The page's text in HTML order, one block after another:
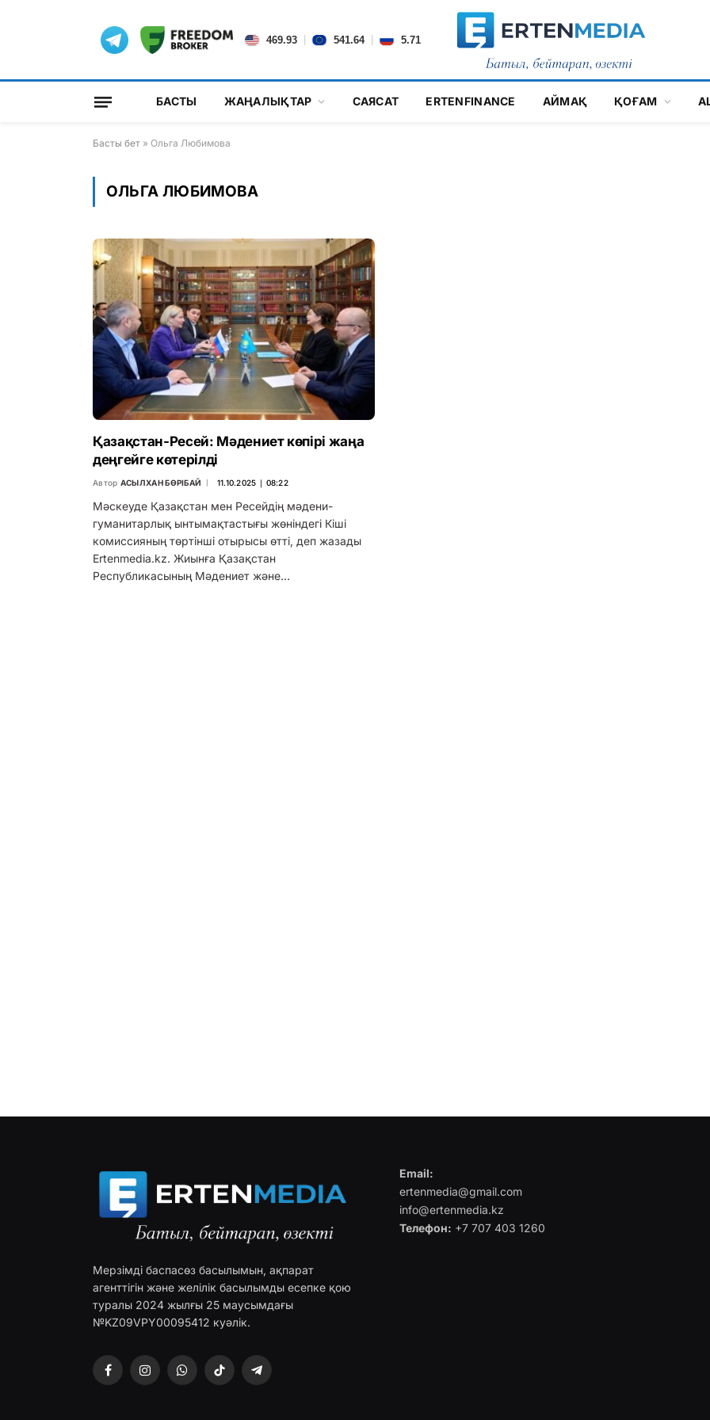
469.93 541.64 5.71
БАСТЫ ЖАҢАЛЫҚТАР САЯСАТ ERTENFINANCE АЙМАҚ ҚОҒАМ
Басты бет » Ольга Любимова
ОЛЬГА ЛЮБИМОВА
Қазақстан-Ресей: Мәдениет көпірі жаңа
деңгейге көтерілді
Автор АСЫЛХАН БӨРІБАЙ 11.10.2025 ∣ 08:22
Мәскеуде Қазақстан мен Ресейдің мәдени-
гуманитарлық ынтымақтастығы жөніндегі Кіші
комиссияның төртінші отырысы өтті, деп жазады
Ertenmedia.kz. Жиынға Қазақстан
Республикасының Мәдениет және…
Мерзімді баспасөз басылымын, ақпарат
агенттігін және желілік басылымды есепке қою
туралы 2024 жылғы 25 маусымдағы
№KZ09VPY00095412 куәлік.
FacebookInstagramWhatsAppTikTok Telegram
Email:
ertenmedia@gmail.com
info@ertenmedia.kz
Телефон: +7 707 403 1260